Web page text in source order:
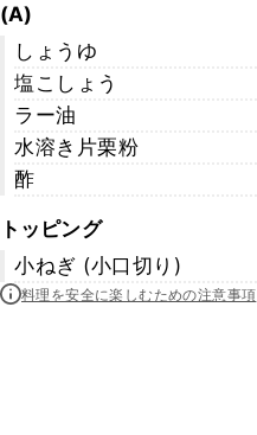
(A)
しょうゆ
塩こしょう
ラー油
水溶き片栗粉
酢
トッピング
小ねぎ (小口切り)
料理を安全に楽しむための注意事項